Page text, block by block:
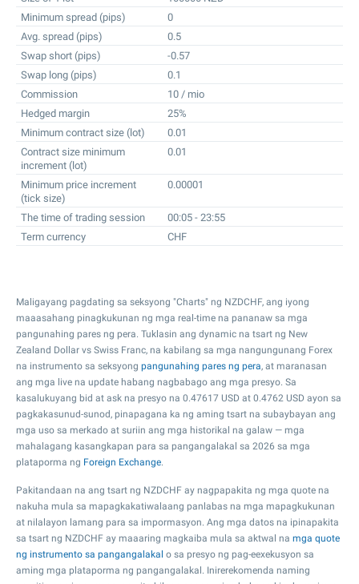
Minimum spread (pips)
0
Avg. spread (pips)
0.5
Swap short (pips)
-0.57
Swap long (pips)
0.1
Commission
10 / mio
Hedged margin
25%
Minimum contract size (lot)
0.01
Contract size minimum
increment (lot)
0.01
Minimum price increment
(tick size)
0.00001
The time of trading session
00:05 - 23:55
Term currency
CHF
Maligayang pagdating sa seksyong "Charts" ng NZDCHF, ang iyong
maaasahang pinagkukunan ng mga real-time na pananaw sa mga
pangunahing pares ng pera. Tuklasin ang dynamic na tsart ng New
Zealand Dollar vs Swiss Franc, na kabilang sa mga nangungunang Forex
na instrumento sa seksyong pangunahing pares ng pera, at maranasan
ang mga live na update habang nagbabago ang mga presyo. Sa
kasalukuyang bid at ask na presyo na 0.47617 USD at 0.4762 USD ayon sa
pagkakasunud-sunod, pinapagana ka ng aming tsart na subaybayan ang
mga uso sa merkado at suriin ang mga historikal na galaw — mga
mahalagang kasangkapan para sa pangangalakal sa 2026 sa mga
plataporma ng Foreign Exchange.
Pakitandaan na ang tsart ng NZDCHF ay nagpapakita ng mga quote na
nakuha mula sa mapagkakatiwalaang panlabas na mga mapagkukunan
at nilalayon lamang para sa impormasyon. Ang mga datos na ipinapakita
sa tsart ng NZDCHF ay maaaring magkaiba mula sa aktwal na mga quote
ng instrumento sa pangangalakal o sa presyo ng pag-eexekusyon sa
aming mga plataporma ng pangangalakal. Inirerekomenda naming